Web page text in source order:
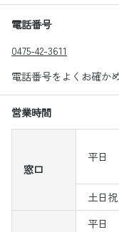
電話番号
0475-42-3611
電話番号をよくお確か
営業時間
窓口
平日
土日祝
平日